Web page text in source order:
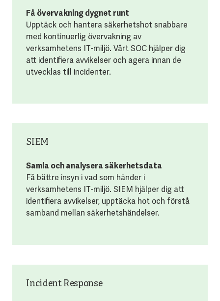
Få övervakning dygnet runt
Upptäck och hantera säkerhetshot snabbare
med kontinuerlig övervakning av
verksamhetens IT-miljö. Vårt SOC hjälper dig
att identifiera avvikelser och agera innan de
utvecklas till incidenter.
SIEM
Samla och analysera säkerhetsdata
Få bättre insyn i vad som händer i
verksamhetens IT-miljö. SIEM hjälper dig att
identifiera avvikelser, upptäcka hot och förstå
samband mellan säkerhetshändelser.
Incident Response